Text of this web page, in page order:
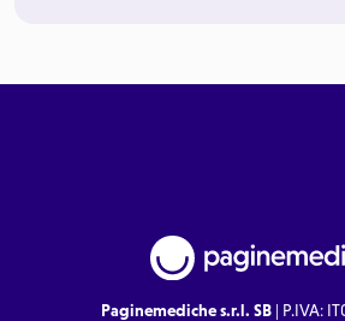
Paginemediche s.r.l. SB| P.IVA: